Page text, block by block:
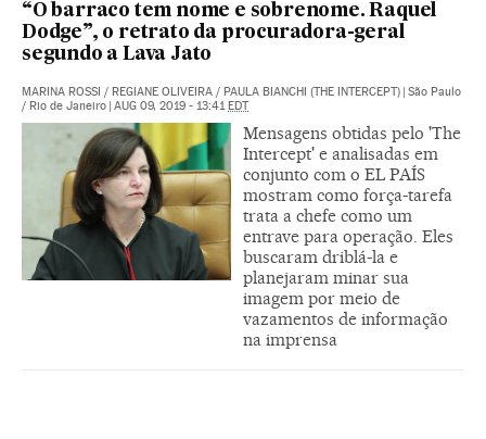
“O barraco tem nome e sobrenome. Raquel
Dodge”, o retrato da procuradora-geral
segundo a Lava Jato
MARINA ROSSI / REGIANE OLIVEIRA / PAULA BIANCHI (THE INTERCEPT) | São Paulo
/ Rio de Janeiro | AUG 09, 2019 - 13:41EDT
Mensagens obtidas pelo 'The
Intercept' e analisadas em
conjunto com o EL PAÍS
mostram como força-tarefa
trata a chefe como um
entrave para operação. Eles
buscaram driblá-la e
planejaram minar sua
imagem por meio de
vazamentos de informação
na imprensa